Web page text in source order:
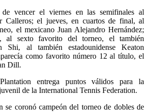
vencer el viernes en las semifinales al
Calleros; el jueves, en cuartos de final, al
el mexicano Juan Alejandro Hernández;
al sexto favorito del torneo, el también
Shi, al también estadounidense Keaton
como favorito número 12 al título, el
Dill.
entrega puntos válidos para la
de la International Tennis Federation.
se coronó campeón del torneo de dobles de